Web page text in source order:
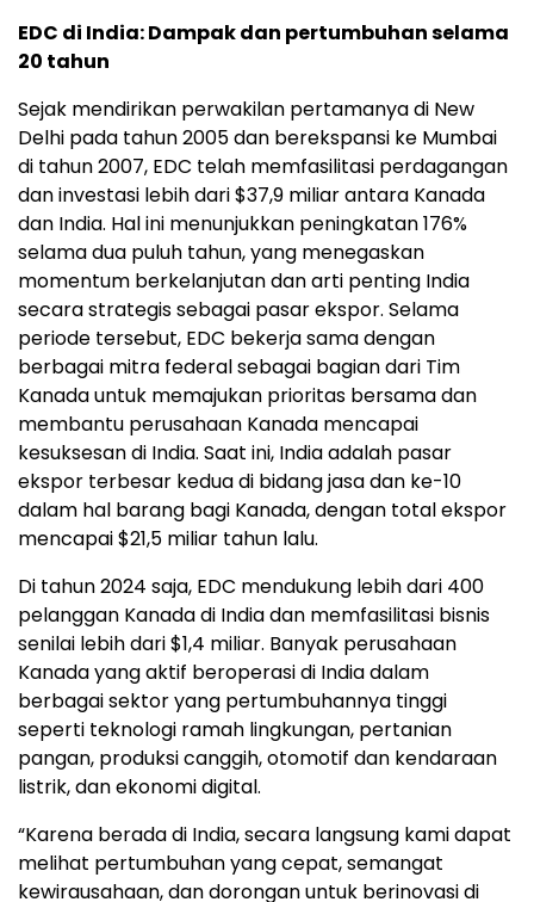
EDC di India: Dampak dan pertumbuhan selama
20 tahun
Sejak mendirikan perwakilan pertamanya di New
Delhi pada tahun 2005 dan berekspansi ke Mumbai
di tahun 2007, EDC telah memfasilitasi perdagangan
dan investasi lebih dari$37,9 miliar antara Kanada
dan India. Hal ini menunjukkan peningkatan 176%
selama dua puluh tahun, yang menegaskan
momentum berkelanjutan dan arti penting India
secara strategis sebagai pasar ekspor. Selama
periode tersebut, EDC bekerja sama dengan
berbagai mitra federal sebagai bagian dari Tim
Kanadauntuk memajukan prioritas bersama dan
membantu perusahaan Kanada mencapai
kesuksesan di India. Saat ini, India adalah pasar
ekspor terbesar kedua di bidang jasa dan ke-10
dalam hal barang bagi Kanada, dengan total ekspor
mencapai$21,5 miliar tahun lalu.
Di tahun 2024 saja, EDC mendukung lebih dari 400
pelanggan Kanada di Indiadan memfasilitasi bisnis
senilai lebih dari$1,4 miliar. Banyak perusahaan
Kanada yang aktif beroperasi di India dalam
berbagai sektor yang pertumbuhannya tinggi
seperti teknologi ramah lingkungan, pertanian
pangan, produksi canggih, otomotif dan kendaraan
listrik, dan ekonomi digital.
“Karena berada di India, secara langsung kami dapat
melihat pertumbuhan yang cepat, semangat
kewirausahaan, dan dorongan untuk berinovasi di